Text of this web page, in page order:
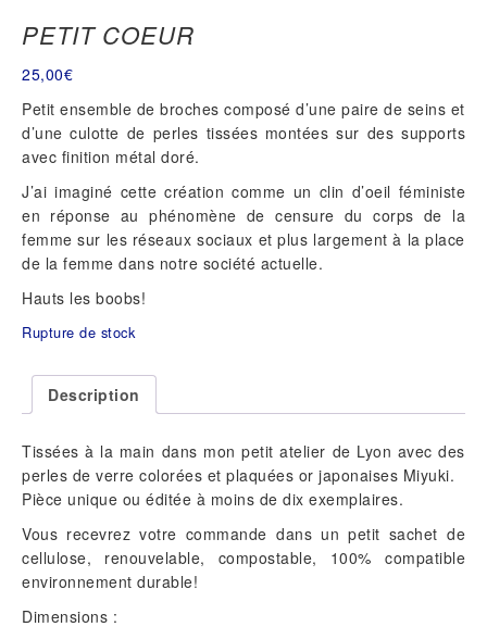
PETIT COEUR
25,00€
Petit ensemble de broches composé d’une paire de seins et
d’une culotte de perles tissées montées sur des supports
avec finition métal doré.
J’ai imaginé cette création comme un clin d’oeil féministe
en réponse au phénomène de censure du corps de la
femme sur les réseaux sociaux et plus largement à la place
de la femme dans notre société actuelle.
Hauts les boobs!
Rupture de stock
Description
Tissées à la main dans mon petit atelier de Lyon avec des
perles de verre colorées et plaquées or japonaises Miyuki.
Pièce unique ou éditée à moins de dix exemplaires.
Vous recevrez votre commande dans un petit sachet de
cellulose, renouvelable, compostable, 100% compatible
environnement durable!
Dimensions :